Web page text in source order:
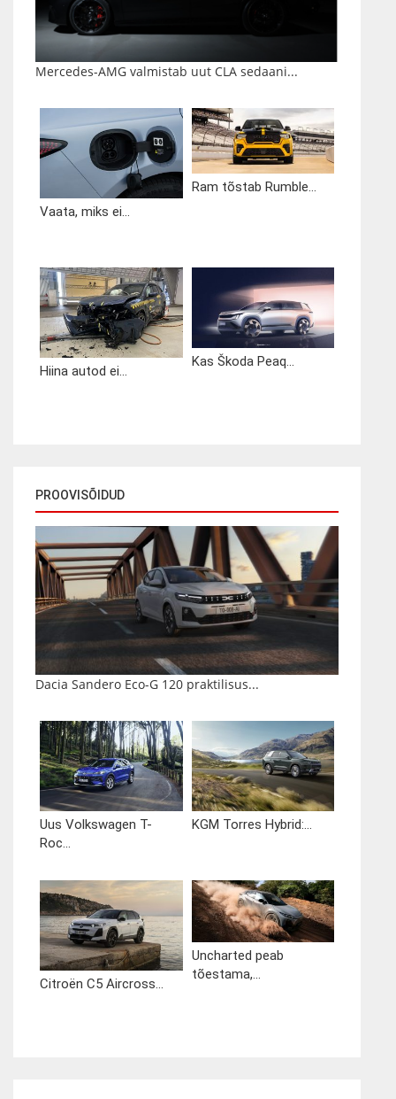
Mercedes-AMG valmistab uut CLA sedaani...
Vaata, miks ei...
Ram tõstab Rumble...
Hiina autod ei...
Kas Škoda Peaq...
PROOVISÕIDUD
Dacia Sandero Eco-G 120 praktilisus...
Uus Volkswagen T-
Roc...
KGM Torres Hybrid:...
Citroën C5 Aircross...
Uncharted peab
tõestama,...